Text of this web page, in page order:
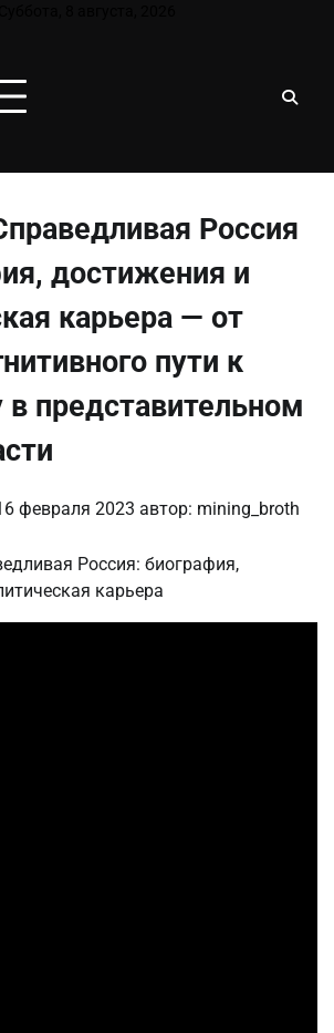
Россия
достижения и
карьера — от
пути к
в представительном
февраля 2023 автор: mining_broth